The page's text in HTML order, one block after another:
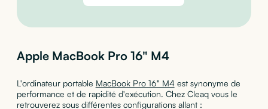
Apple MacBook Pro 16" M4
L'ordinateur portable MacBook Pro 16" M4 est synonyme de
performance et de rapidité d'exécution. Chez Cleaq vous le
retrouverez sous différentes configurations allant :